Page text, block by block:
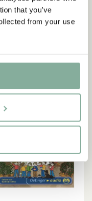
that you’ve
from your use
Bullerbü Haus -
Weiß